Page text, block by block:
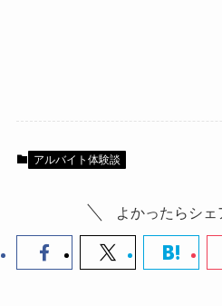
アルバイト体験談
よかったらシェ